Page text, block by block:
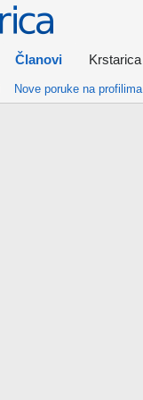
Članovi Krstarica
Nove poruke na profilima